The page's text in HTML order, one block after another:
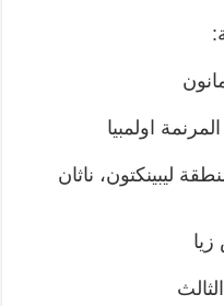
اولمبيا
ليبينكتون، ناثان